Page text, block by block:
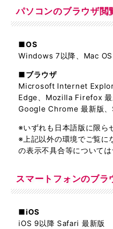
パソコンのブラウザ閲
■OS
Windows 7以降、Mac
■ブラウザ
Microsoft Internet
Edge、Mozilla Firefox 最
Google Chrome 最新版
※いずれも日本語版に限ら
※上記以外の環境でご覧に
の表示不具合等については
スマートフォンのブラ
■iOS
iOS 9以降 Safari 最新版